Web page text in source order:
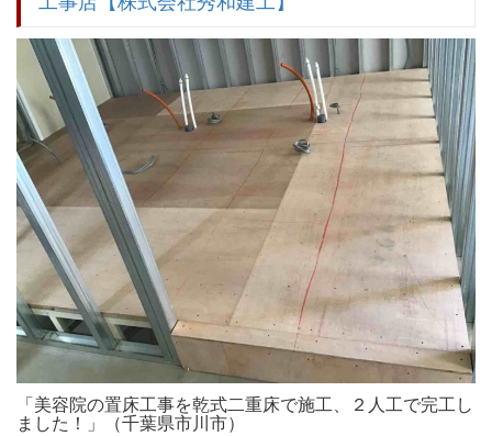
「美容院の置床工事を乾式二重床で施工、２人工で完工し
ました！」（千葉県市川市）